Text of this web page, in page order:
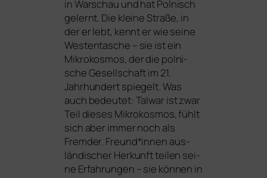
in Warschau und hat Polnisch
gelernt. Die klei­ne Straße, in
der er lebt, kennt er wie sei­ne
Westentasche – sie ist ein
Mikrokosmos, der die pol­ni­
sche Gesellschaft im 21.
Jahrhundert spie­gelt. Was
auch bedeu­tet: Talwar ist zwar
Teil die­ses Mikrokosmos, fühlt
sich aber immer noch als
Fremder. Freund*innen aus­
län­di­scher Herkunft tei­len sei­
ne Erfahrungen – sie kön­nen in